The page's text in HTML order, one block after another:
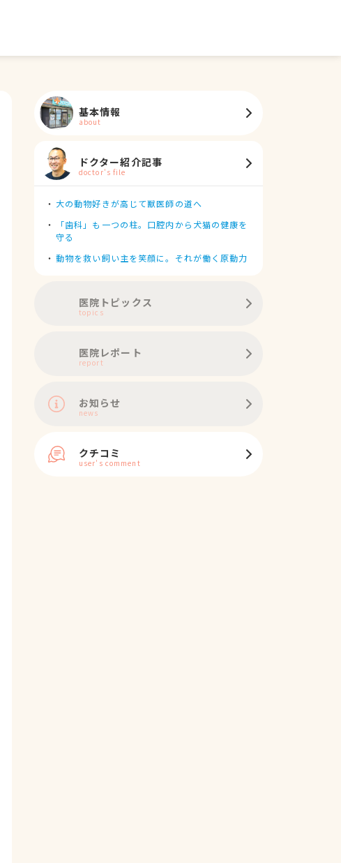
基本情報
about
ドクター紹介記事
doctor's file
大の動物好きが高じて獣医師の道へ
「歯科」も一つの柱。口腔内から犬猫の健康を
守る
動物を救い飼い主を笑顔に。それが働く原動力
医院トピックス
topics
医院レポート
report
お知らせ
news
クチコミ
user's comment